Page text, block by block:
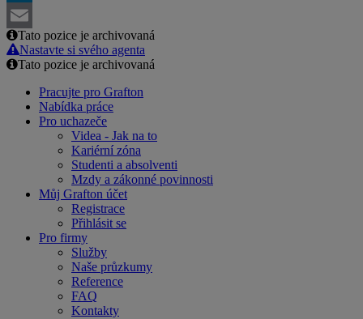
LinkedIn
Email
Tato pozice je archivovaná
Nastavte si svého agenta
Tato pozice je archivovaná
Pracujte pro Grafton
Nabídka práce
Pro uchazeče
Videa - Jak na to
Kariérní zóna
Studenti a absolventi
Mzdy a zákonné povinnosti
Můj Grafton účet
Registrace
Přihlásit se
Pro firmy
Služby
Naše průzkumy
Reference
FAQ
Kontakty